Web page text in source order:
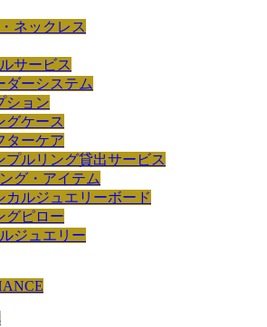
ネックレス
サービス
ダーシステム
ション
グケース
ターケア
プルリング貸出サービス
グ・アイテム
カルジュエリーボード
グピロー
ジュエリー